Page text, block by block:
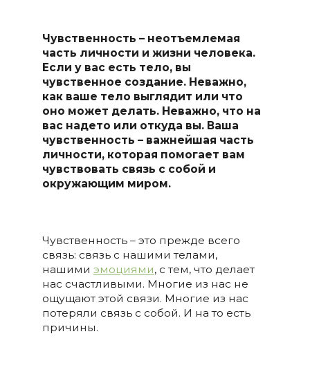
Чувственность – неотъемлемая
часть личности и жизни человека.
Если у вас есть тело, вы
чувственное создание. Неважно,
как ваше тело выглядит или что
оно может делать. Неважно, что на
вас надето или откуда вы. Ваша
чувственность – важнейшая часть
личности, которая помогает вам
чувствовать связь с собой и
окружающим миром.
Чувственность – это прежде всего
связь: связь с нашими телами,
нашими эмоциями, с тем, что делает
нас счастливыми. Многие из нас не
ощущают этой связи. Многие из нас
потеряли связь с собой. И на то есть
причины.